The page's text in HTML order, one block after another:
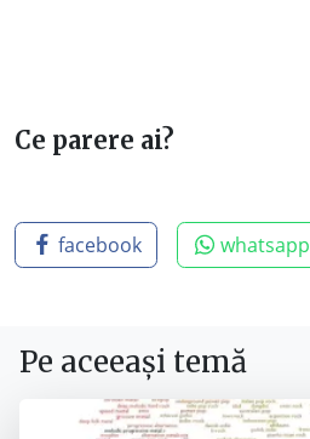
Ce parere ai?
facebook whatsapp
Pe aceeași temă